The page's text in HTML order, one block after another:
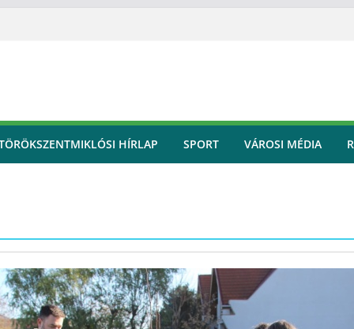
HÍRLAP SPORT VÁROSI MÉDIA